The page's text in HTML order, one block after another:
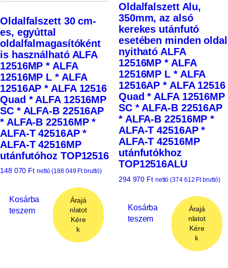
Oldalfalszett 30 cm-
es, egyúttal
oldalfalmagasítóként
is használható ALFA
12516MP * ALFA
12516MP L * ALFA
12516AP * ALFA 12516
Quad * ALFA 12516MP
SC * ALFA-B 22516AP
* ALFA-B 22516MP *
ALFA-T 42516AP *
ALFA-T 42516MP
utánfutóhoz TOP12516
148 070 Ft nettó (188 049 Ftbruttó)
Kosárba
teszem
Árajá
nlatot
Kére
k
Oldalfalszett Alu,
350mm, az alsó
kerekes utánfutó
esetében minden oldal
nyitható ALFA
12516MP * ALFA
12516MP L * ALFA
12516AP * ALFA 12516
Quad * ALFA 12516MP
SC * ALFA-B 22516AP
* ALFA-B 22516MP *
ALFA-T 42516AP *
ALFA-T 42516MP
utánfutókhoz
TOP12516ALU
294 970 Ft nettó (374 612 Ftbruttó)
Kosárba
teszem
Árajá
nlatot
Kére
k